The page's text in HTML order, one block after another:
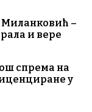
–
и вере
спрема на
у